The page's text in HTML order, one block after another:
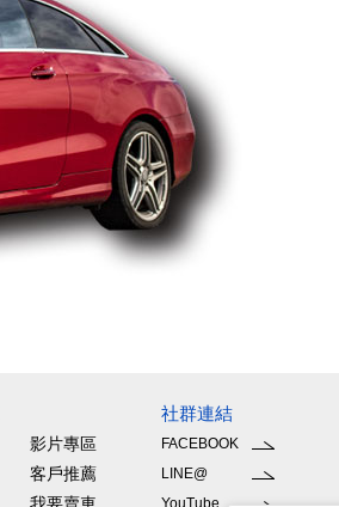
影片專區
客戶推薦
社群連結
FACEBOOK
LINE@